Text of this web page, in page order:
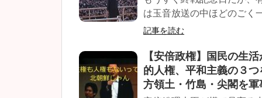
は玉音放送の中ほどのごく
記事を読む
【安倍政権】国民の生
的人権、平和主義の３
方領土・竹島・尖閣を